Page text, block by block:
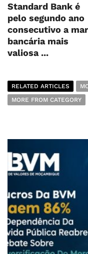
Standard Bank é
pelo segundo ano
consecutivo a
bancária mais
valiosa ...
RELATED ARTICLES
MORE FROM CATEGORY